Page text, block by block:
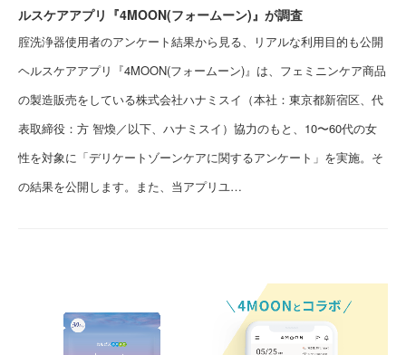
ルスケアアプリ『4MOON(フォームーン)』が調査
腟洗浄器使用者のアンケート結果から見る、リアルな利用目的も公開
ヘルスケアアプリ『4MOON(フォームーン)』は、フェミニンケア商品
の製造販売をしている株式会社ハナミスイ（本社：東京都新宿区、代
表取締役：方 智煥／以下、ハナミスイ）協力のもと、10〜60代の女
性を対象に「デリケートゾーンケアに関するアンケート」を実施。そ
の結果を公開します。また、当アプリユ…